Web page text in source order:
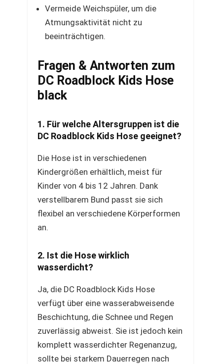
Vermeide Weichspüler, um die
Atmungsaktivität nicht zu
beeinträchtigen.
Fragen & Antworten zum
DC Roadblock Kids Hose
black
1. Für welche Altersgruppen ist die
DC Roadblock Kids Hose geeignet?
Die Hose ist in verschiedenen
Kindergrößen erhältlich, meist für
Kinder von 4 bis 12 Jahren. Dank
verstellbarem Bund passt sie sich
flexibel an verschiedene Körperformen
an.
2. Ist die Hose wirklich
wasserdicht?
Ja, die DC Roadblock Kids Hose
verfügt über eine wasserabweisende
Beschichtung, die Schnee und Regen
zuverlässig abweist. Sie ist jedoch kein
komplett wasserdichter Regenanzug,
sollte bei starkem Dauerregen nach